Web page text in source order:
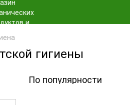
гигиены
По популярности